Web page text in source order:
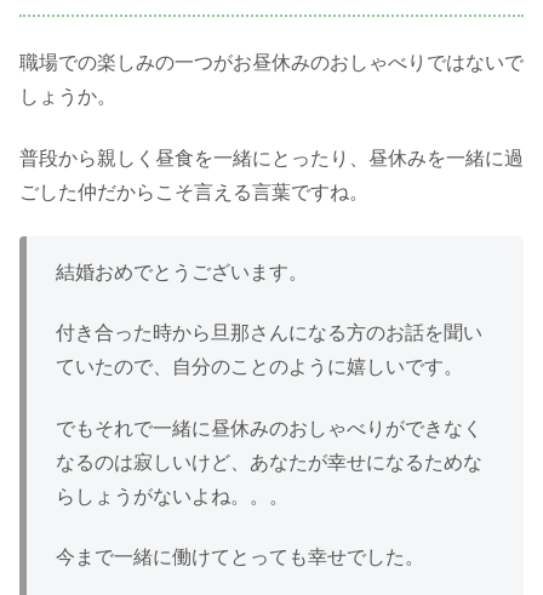
職場での楽しみの一つがお昼休みのおしゃべりではないで
しょうか。
普段から親しく昼食を一緒にとったり、昼休みを一緒に過
ごした仲だからこそ言える言葉ですね。
結婚おめでとうございます。
付き合った時から旦那さんになる方のお話を聞い
ていたので、自分のことのように嬉しいです。
でもそれで一緒に昼休みのおしゃべりができなく
なるのは寂しいけど、あなたが幸せになるためな
らしょうがないよね。。。
今まで一緒に働けてとっても幸せでした。